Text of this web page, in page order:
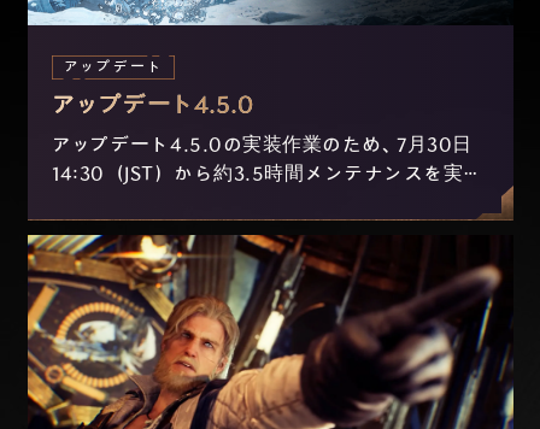
アップデート
アップデート4.5.0
アップデート4.5.0の実装作業のため、7月30日
14:30（JST）から約3.5時間メンテナンスを実施